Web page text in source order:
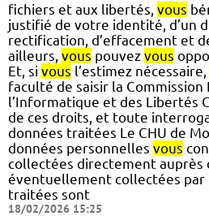
fichiers et aux libertés, vous
justifié de votre identité, d’un
rectification, d’effacement et
ailleurs, vous pouvez vous
Et, si vous l’estimez nécessaire,
faculté de saisir la Commission
l’Informatique et des Libertés
de ces droits, et toute
données traitées Le CHU de
données personnelles vous
collectées directement auprès
éventuellement collectées par
traitées sont
18/02/2026 15:25